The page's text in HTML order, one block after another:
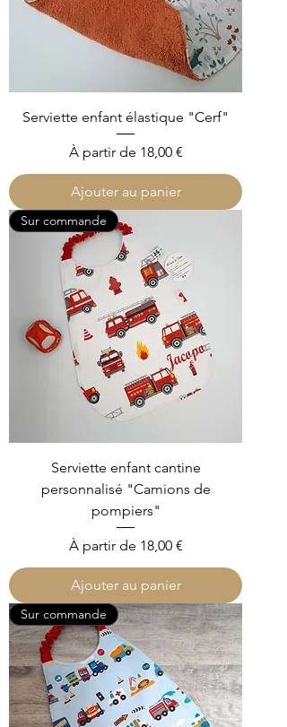
Serviette enfant élastique "Cerf"
À partir de 18,00 €
Prix promotionnel
Ajouter au panier
Sur commande
Serviette enfant cantine
personnalisé "Camions de
pompiers"
À partir de 18,00 €
Prix promotionnel
Ajouter au panier
Sur commande